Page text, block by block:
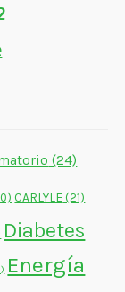
(24)
CARLYLE(21)
Diabetes
Energía